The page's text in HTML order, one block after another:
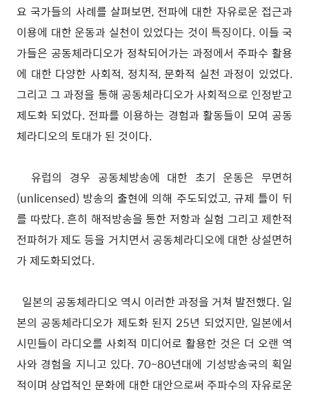
요 국가들의 사례를 살펴보면, 전파에 대한 자유로운 접근과
이용에 대한 운동과 실천이 있었다는 것이 특징이다. 이들 국
가들은 공동체라디오가 정착되어가는 과정에서 주파수 활용
에 대한 다양한 사회적, 정치적, 문화적 실천 과정이 있었다.
그리고 그 과정을 통해 공동체라디오가 사회적으로 인정받고
제도화 되었다. 전파를 이용하는 경험과 활동들이 모여 공동
체라디오의 토대가 된 것이다.
유럽의 경우 공동체방송에 대한 초기 운동은 무면허
(unlicensed) 방송의 출현에 의해 주도되었고, 규제 틀이 뒤
를 따랐다. 흔히 해적방송을 통한 저항과 실험 그리고 제한적
전파허가 제도 등을 거치면서 공동체라디오에 대한 상설면허
가 제도화되었다.
일본의 공동체라디오 역시 이러한 과정을 거쳐 발전했다. 일
본의 공동체라디오가 제도화 된지 25년 되었지만, 일본에서
시민들이 라디오를 사회적 미디어로 활용한 것은 더 오랜 역
사와 경험을 지니고 있다. 70~80년대에 기성방송국의 획일
적이며 상업적인 문화에 대한 대안으로써 주파수의 자유로운